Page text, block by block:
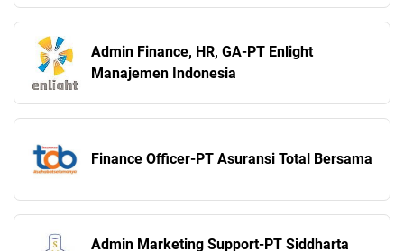
Admin Finance, HR, GA-PT Enlight
Manajemen Indonesia
Finance Officer-PT Asuransi Total Bersama
Admin Marketing Support-PT Siddharta